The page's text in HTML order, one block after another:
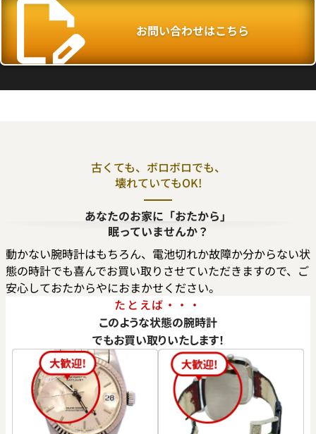
お問い合わせはこちら
古くても、ボロボロでも、
壊れていてもOK!
あなたのお家に「おたから」
眠っていませんか？
動かない腕時計はもちろん、電池切れか故障か分からない状
態の時計でも喜んでお買い取りさせていただきますので、ご
安心しておたからやにおまかせください。
たとえば・・・
このような状態の腕時計
でもお買い取りいたします！